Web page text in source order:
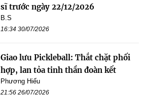
sĩ trước ngày 22/12/2026
B.S
16:34 30/07/2026
Giao lưu Pickleball: Thắt chặt phối
hợp, lan tỏa tinh thần đoàn kết
Phương Hiếu
21:56 26/07/2026